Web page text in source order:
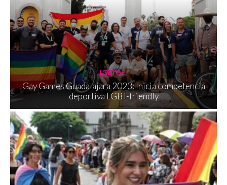
LGBTQ+
Gay Games Guadalajara 2023: Inicia competencia
deportiva LGBT-friendly